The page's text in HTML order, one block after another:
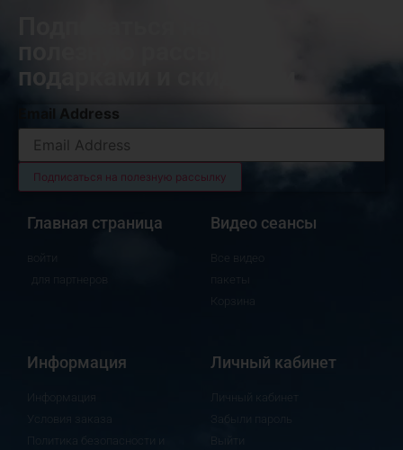
подарками и скидками
Email Address
Главная страница Видео сеансы
Информация
Информация
Условия заказа
Личный кабинет
Личный кабинет